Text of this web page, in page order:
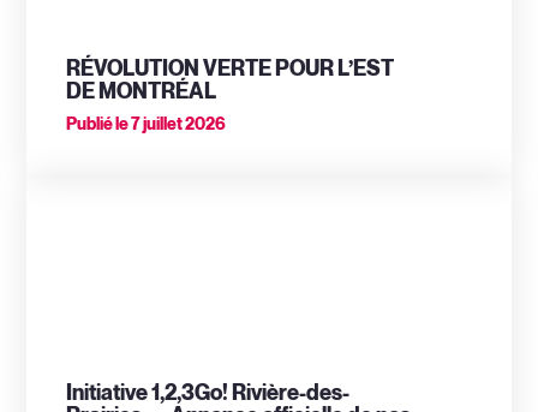
RÉVOLUTION VERTE POUR L’EST
DE MONTRÉAL
Publié le7 juillet 2026
Initiative 1,2,3Go! Rivière-des-